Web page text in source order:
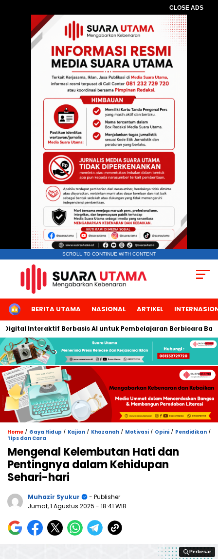
CLOSE ADS
SCROLL TO CONTINUE WITH CONTENT
HOMEBERITA UTAMA NASIONAL ARTIKEL
Interaktif Berbasis AI untuk Pembelajaran Berbicara Bahasa
Home / Gaya Hidup / Kajian / Khazanah / Motivasi / Opini / Pendidikan /
Tips dan Cara
Mengenal Kelembutan Hati dan
Pentingnya dalam Kehidupan
Sehari-hari
Muhazir Syukur
- Publisher
Jumat, 1 Agustus 2025 - 18:41 WIB
Perbesar
Perbesar